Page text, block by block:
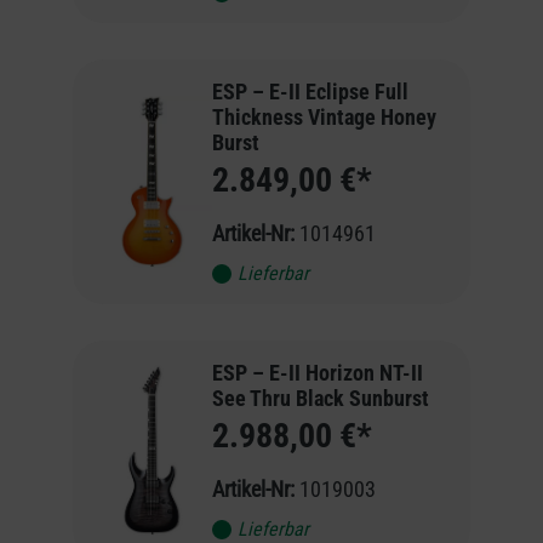
ESP – E-II Eclipse Full
Thickness Vintage Honey
Burst
2.849,00 €*
Artikel-Nr: 1014961
Lieferbar
ESP – E-II Horizon NT-II
See Thru Black Sunburst
2.988,00 €*
Artikel-Nr: 1019003
Lieferbar